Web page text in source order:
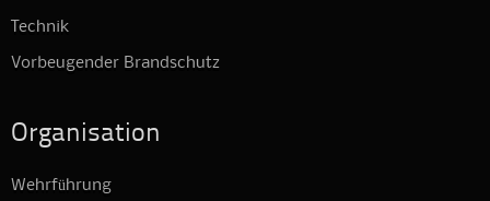
Technik
Vorbeugender Brandschutz
Organisation
Wehrführung